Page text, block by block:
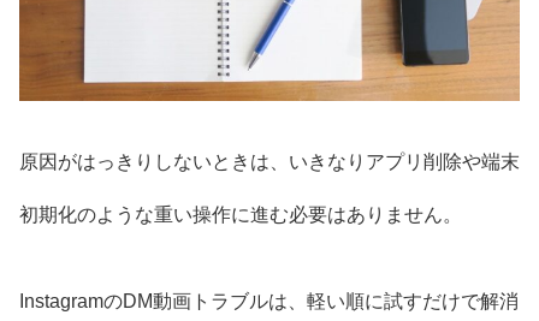
原因がはっきりしないときは、いきなりアプリ削除や端末
初期化のような重い操作に進む必要はありません。
InstagramのDM動画トラブルは、軽い順に試すだけで解消